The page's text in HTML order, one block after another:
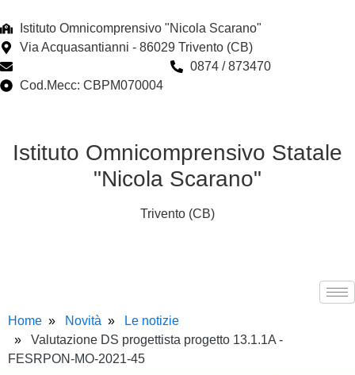
Istituto Omnicomprensivo "Nicola Scarano"
Via Acquasantianni - 86029 Trivento (CB)
0874 / 873470
Cod.Mecc: CBPM070004
Istituto Omnicomprensivo Statale
"Nicola Scarano"
Trivento (CB)
Home Novità
Le notizie
Valutazione DS progettista progetto 13.1.1A -
FESRPON-MO-2021-45